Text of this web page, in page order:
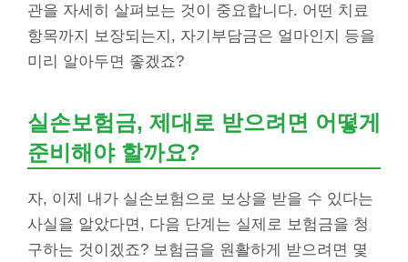
관을 자세히 살펴보는 것이 중요합니다. 어떤 치료
항목까지 보장되는지, 자기부담금은 얼마인지 등을
미리 알아두면 좋겠죠?
실손보험금, 제대로 받으려면 어떻게
준비해야 할까요?
자, 이제 내가 실손보험으로 보상을 받을 수 있다는
사실을 알았다면, 다음 단계는 실제로 보험금을 청
구하는 것이겠죠? 보험금을 원활하게 받으려면 몇